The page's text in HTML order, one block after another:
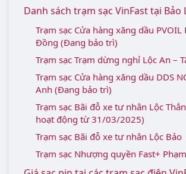
Danh sách trạm sạc VinFast tại Bảo
Trạm sạc Cửa hàng xăng dầu PVOIL
Đồng (Đang bảo trì)
Trạm sạc Trạm dừng nghỉ Lộc An –
Trạm sạc Cửa hàng xăng dầu DDS
Anh (Đang bảo trì)
Trạm sạc Bãi đỗ xe tư nhân Lộc
hoạt động từ 31/03/2025)
Trạm sạc Bãi đỗ xe tư nhân Lộc Bảo
Trạm sạc Nhượng quyền Fast+